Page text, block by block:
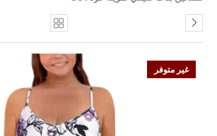
غير متوفر